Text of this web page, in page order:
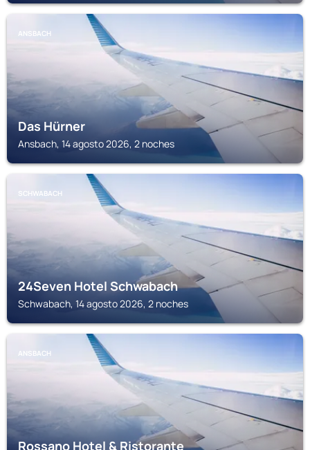
ANSBACH
Das Hürner
Ansbach, 14 agosto 2026, 2 noches
SCHWABACH
24Seven Hotel Schwabach
Schwabach, 14 agosto 2026, 2 noches
ANSBACH
Rossano Hotel & Ristorante